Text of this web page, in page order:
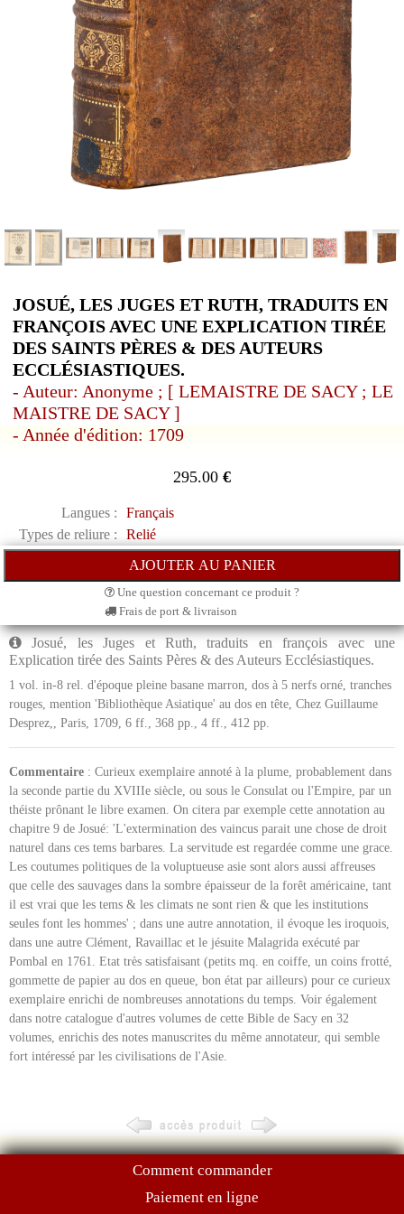
JOSUÉ, LES JUGES ET RUTH, TRADUITS EN
FRANÇOIS AVEC UNE EXPLICATION TIRÉE
DES SAINTS PÈRES & DES AUTEURS
ECCLÉSIASTIQUES.
- Auteur: Anonyme ; [ LEMAISTRE DE SACY ; LE
MAISTRE DE SACY ]
- Année d'édition: 1709
295.00 €
Langues :
Français
Types de reliure :
Relié
Une question concernant ce produit ?
Frais de port & livraison
Josué, les Juges et Ruth, traduits en françois avec une
Explication tirée des Saints Pères & des Auteurs Ecclésiastiques.
1 vol. in-8 rel. d'époque pleine basane marron, dos à 5 nerfs orné, tranches
rouges, mention 'Bibliothèque Asiatique' au dos en tête, Chez Guillaume
Desprez,, Paris, 1709, 6 ff., 368 pp., 4 ff., 412 pp.
Commentaire : Curieux exemplaire annoté à la plume, probablement dans
la seconde partie du XVIIIe siècle, ou sous le Consulat ou l'Empire, par un
théiste prônant le libre examen. On citera par exemple cette annotation au
chapitre 9 de Josué: 'L'extermination des vaincus parait une chose de droit
naturel dans ces tems barbares. La servitude est regardée comme une grace.
Les coutumes politiques de la voluptueuse asie sont alors aussi affreuses
que celle des sauvages dans la sombre épaisseur de la forêt américaine, tant
il est vrai que les tems & les climats ne sont rien & que les institutions
seules font les hommes' ; dans une autre annotation, il évoque les iroquois,
dans une autre Clément, Ravaillac et le jésuite Malagrida exécuté par
Pombal en 1761. Etat très satisfaisant (petits mq. en coiffe, un coins frotté,
gommette de papier au dos en queue, bon état par ailleurs) pour ce curieux
exemplaire enrichi de nombreuses annotations du temps. Voir également
dans notre catalogue d'autres volumes de cette Bible de Sacy en 32
volumes, enrichis des notes manuscrites du même annotateur, qui semble
fort intéressé par les civilisations de l'Asie.
Comment commander
Paiement en ligne